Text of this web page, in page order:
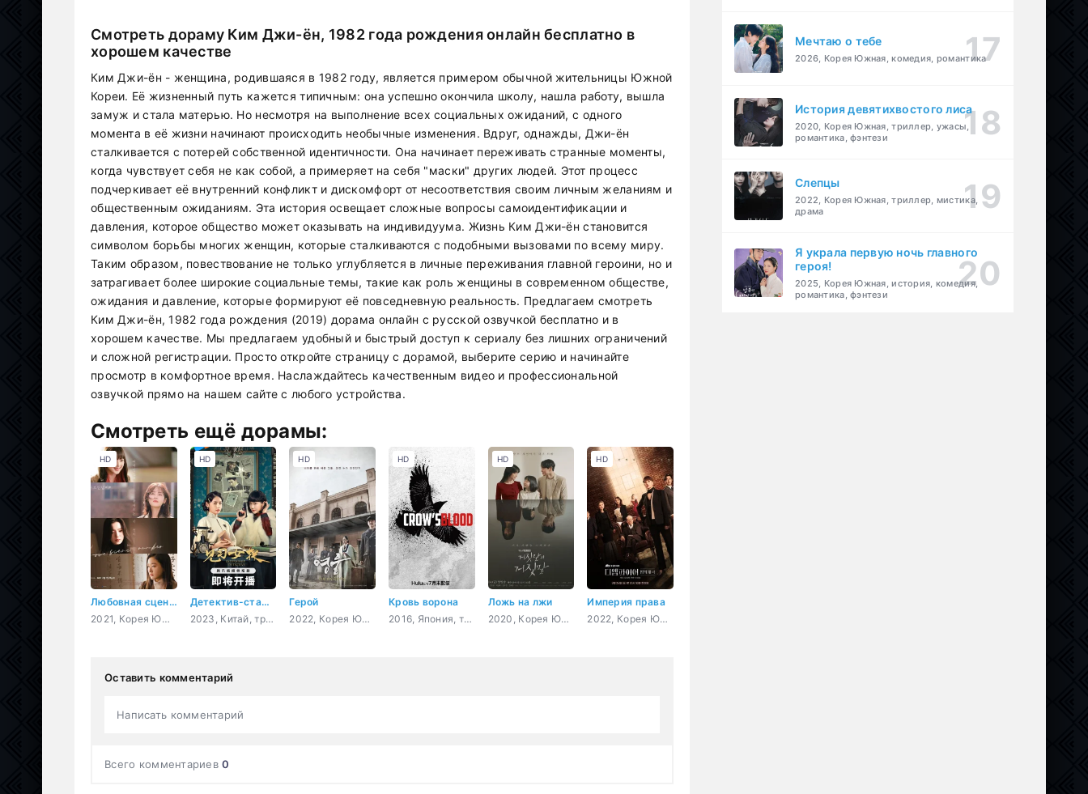
Смотреть дораму Ким Джи-ён, 1982 года рождения онлайн бесплатно в
хорошем качестве
Ким Джи-ён - женщина, родившаяся в 1982 году, является примером обычной жительницы Южной
Кореи. Её жизненный путь кажется типичным: она успешно окончила школу, нашла работу, вышла
замуж и стала матерью. Но несмотря на выполнение всех социальных ожиданий, с одного
момента в её жизни начинают происходить необычные изменения. Вдруг, однажды, Джи-ён
сталкивается с потерей собственной идентичности. Она начинает переживать странные моменты,
когда чувствует себя не как собой, а примеряет на себя "маски" других людей. Этот процесс
подчеркивает её внутренний конфликт и дискомфорт от несоответствия своим личным желаниям и
общественным ожиданиям. Эта история освещает сложные вопросы самоидентификации и
давления, которое общество может оказывать на индивидуума. Жизнь Ким Джи-ён становится
символом борьбы многих женщин, которые сталкиваются с подобными вызовами по всему миру.
Таким образом, повествование не только углубляется в личные переживания главной героини, но и
затрагивает более широкие социальные темы, такие как роль женщины в современном обществе,
ожидания и давление, которые формируют её повседневную реальность. Предлагаем смотреть
Ким Джи-ён, 1982 года рождения (2019) дорама онлайн с русской озвучкой бесплатно и в
хорошем качестве. Мы предлагаем удобный и быстрый доступ к сериалу без лишних ограничений
и сложной регистрации. Просто откройте страницу с дорамой, выберите серию и начинайте
просмотр в комфортное время. Наслаждайтесь качественным видео и профессиональной
озвучкой прямо на нашем сайте с любого устройства.
Смотреть ещё дорамы:
Любовная сцена №
2021, Корея Южная, романтика, повседневность, драма
HD
Детектив-стажер
2023, Китай, триллер, мистика, комедия, драма
HD
Герой
2022, Корея Южная, музыка, история, драма
HD
Кровь ворона
2016, Япония, триллер, ужасы, молодость, sci-fi
HD
Ложь на лжи
2020, Корея Южная, триллер, романтика, мелодрама
HD
Империя права
2022, Корея Южная, закон, драма, мелодрама
HD
Оставить комментарий
Написать комментарий
Всего комментариев0
Мечтаю о тебе
2026, Корея Южная, комедия, романтика
История девятихвостого лиса
2020, Корея Южная, триллер, ужасы,
романтика, фэнтези
Слепцы
2022, Корея Южная, триллер, мистика,
драма
Я украла первую ночь главного
героя!
2025, Корея Южная, история, комедия,
романтика, фэнтези